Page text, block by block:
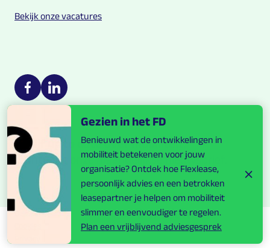
Bekijk onze vacatures
Multilease on social media
https://nl-nl.facebook.com/Multilease/
https://www.linkedin.com/company/multilease
Blijf up to date over mobiliteit.
Ontvang onze maandelijkse nieuwsbrief.
Disclaimer
Gezien in het FD
Benieuwd wat de ontwikkelingen in
mobiliteit betekenen voor jouw
organisatie? Ontdek hoe Flexlease,
persoonlijk advies en een betrokken
leasepartner je helpen om mobiliteit
slimmer en eenvoudiger te regelen.
Plan een vrijblijvend adviesgesprek